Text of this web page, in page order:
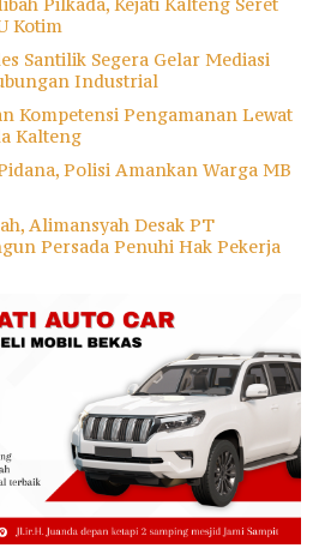
Kotim
Santilik Segera Gelar Mediasi
Industrial
Kompetensi Pengamanan Lewat
Kalteng
Polisi Amankan Warga MB
Alimansyah Desak PT
Persada Penuhi Hak Pekerja